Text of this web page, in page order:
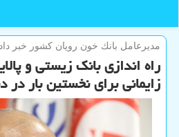
مدیرعامل بانك خون رویان كشور خبر
راه اندازی بانک زیستی و
زایمانی برای نخستین بار در